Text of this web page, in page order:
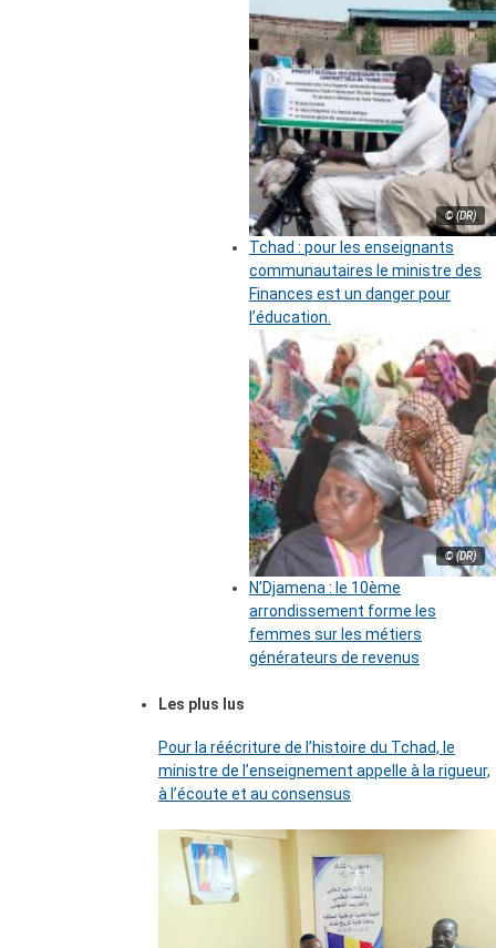
© (DR)
Tchad : pour les enseignants
communautaires le ministre des
Finances est un danger pour
l’éducation.
© (DR)
N’Djamena : le 10ème
arrondissement forme les
femmes sur les métiers
générateurs de revenus
Les plus lus
Pour la réécriture de l’histoire du Tchad, le
ministre de l’enseignement appelle à la rigueur,
à l’écoute et au consensus